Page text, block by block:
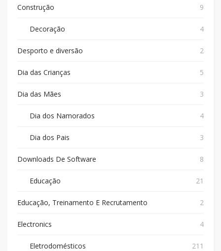
Construção 9
Decoração 4
Desporto e diversão 2
Dia das Crianças 5
Dia das Mães 3
Dia dos Namorados 4
Dia dos Pais 3
Downloads De Software 8
Educação 21
Educação, Treinamento E Recrutamento 2
Electronics 4
Eletrodomésticos 211